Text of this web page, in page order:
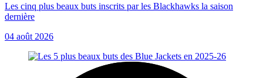
Les cinq plus beaux buts inscrits par les Blackhawks la saison
dernière
04 août 2026